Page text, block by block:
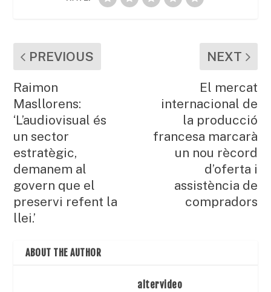
PREVIOUS
Raimon
Masllorens:
‘L’audiovisual és
un sector
estratègic,
demanem al
govern que el
preservi refent la
llei.’
NEXT
El mercat
internacional de
la producció
francesa marcarà
un nou rècord
d’oferta i
assistència de
compradors
ABOUT THE AUTHOR
altervideo